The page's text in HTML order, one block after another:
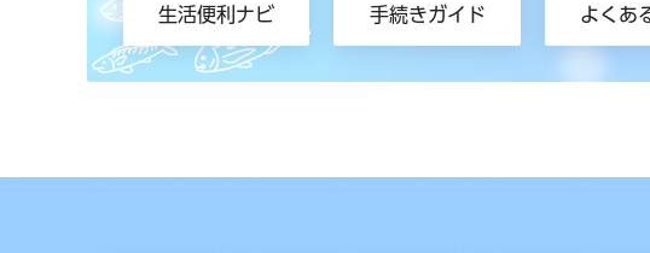
生活便利ナビ 手続きガイド よくあ